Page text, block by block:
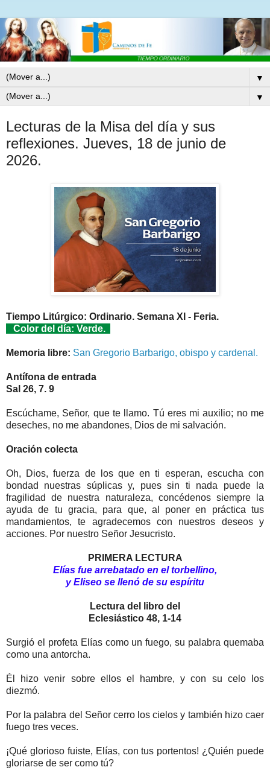
▼
▼
Lecturas de la Misa del día y sus
reflexiones. Jueves, 18 de junio de
2026.
Tiempo Litúrgico: Ordinario. Semana XI - Feria.
Color del día: Verde.
Memoria libre: San Gregorio Barbarigo, obispo y cardenal.
Antífona de entrada
Sal 26, 7. 9
Escúchame, Señor, que te llamo. Tú eres mi auxilio; no me
deseches, no me abandones, Dios de mi salvación.
Oración colecta
Oh, Dios, fuerza de los que en ti esperan, escucha con
bondad nuestras súplicas y, pues sin ti nada puede la
fragilidad de nuestra naturaleza, concédenos siempre la
ayuda de tu gracia, para que, al poner en práctica tus
mandamientos, te agradecemos con nuestros deseos y
acciones. Por nuestro Señor Jesucristo.
PRIMERA LECTURA
Elías fue arrebatado en el torbellino,
y Eliseo se llenó de su espíritu
Lectura del libro del
Eclesiástico 48, 1-14
Surgió el profeta Elías como un fuego, su palabra quemaba
como una antorcha.
Él hizo venir sobre ellos el hambre, y con su celo los
diezmó.
Por la palabra del Señor cerro los cielos y también hizo caer
fuego tres veces.
¡Qué glorioso fuiste, Elías, con tus portentos! ¿Quién puede
gloriarse de ser como tú?